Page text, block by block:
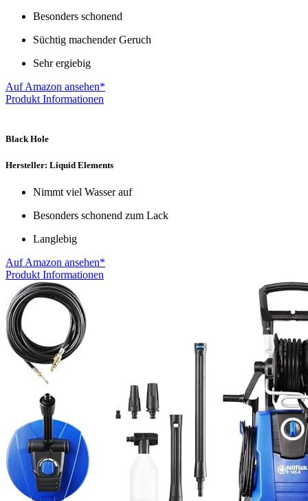
Besonders schonend
Süchtig machender Geruch
Sehr ergiebig
Auf Amazon ansehen*
Produkt Informationen
Black Hole
Hersteller: Liquid Elements
Nimmt viel Wasser auf
Besonders schonend zum Lack
Langlebig
Auf Amazon ansehen*
Produkt Informationen